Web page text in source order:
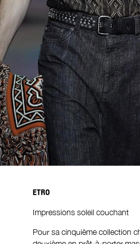
ETRO
Impressions soleil couchant
Pour sa cinquième collection
Navigation
de
l’article